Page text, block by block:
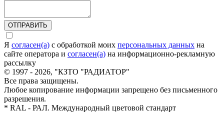
ОТПРАВИТЬ
Я согласен(а) c обработкой моих персональных данных на
сайте оператора и согласен(а) на информационно-рекламную
рассылку
© 1997 - 2026, "КЗТО "РАДИАТОР"
Все права защищены.
Любое копирование информации запрещено без письменного
разрешения.
* RAL - РАЛ. Международный цветовой стандарт